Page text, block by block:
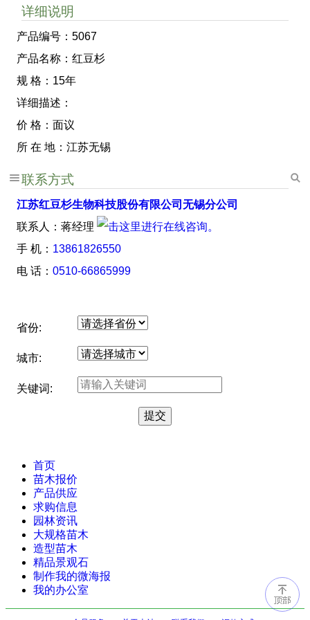
详细说明
产品编号：5067
产品名称：红豆杉
规 格：15年
详细描述：
价 格：面议
所 在 地：江苏无锡
联系方式
江苏红豆杉生物科技股份有限公司无锡分公司
联系人：蒋经理
手 机： 13861826550
电 话： 0510-66865999
省份:
城市:
关键词:
首页
苗木报价
产品供应
求购信息
园林资讯
大规格苗木
造型苗木
精品景观石
制作我的微海报
我的办公室